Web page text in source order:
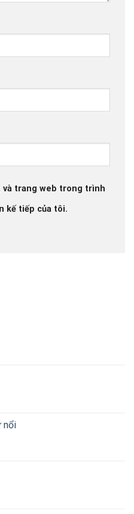
và trang web trong trình
kế tiếp của tôi.
nổi